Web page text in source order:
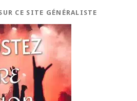
CE SITE GÉNÉRALISTE